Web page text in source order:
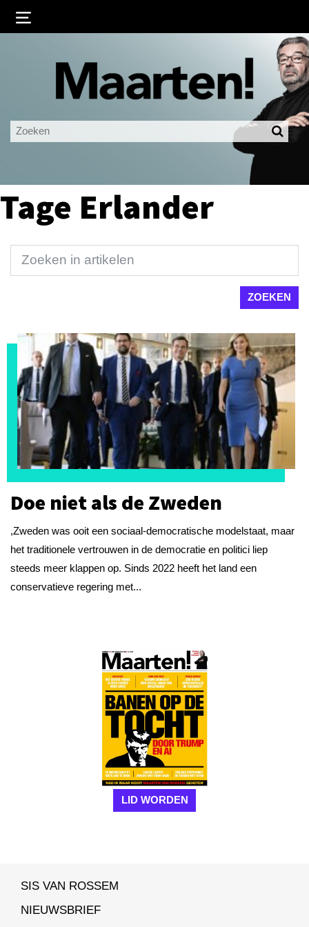
Ingelogd blijven
LOGIN
Tage Erlander
Doe niet als de Zweden
,Zweden was ooit een sociaal-democratische modelstaat, maar
het traditionele vertrouwen in de democratie en politici liep
steeds meer klappen op. Sinds 2022 heeft het land een
conservatieve regering met...
LID WORDEN
SIS VAN ROSSEM
NIEUWSBRIEF